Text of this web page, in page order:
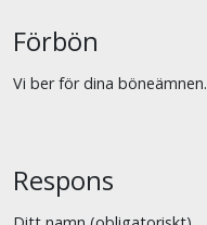
Förbön
Vi ber för dina böneämnen.
Respons